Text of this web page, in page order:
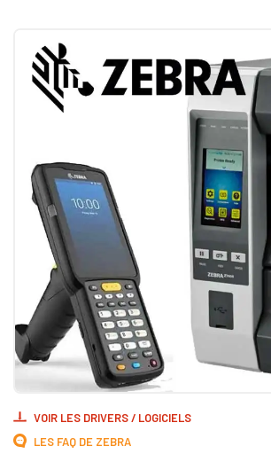
VOIR LES DRIVERS / LOGICIELS
LES FAQ DE ZEBRA